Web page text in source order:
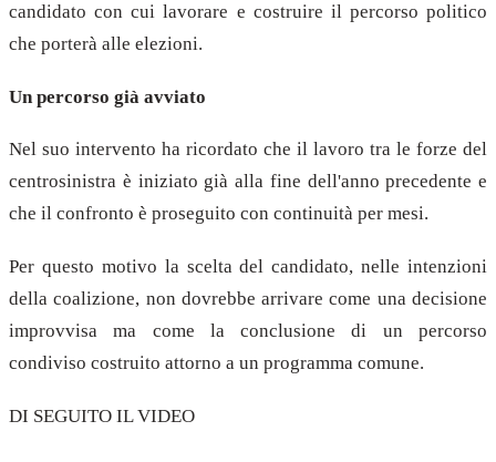
candidato con cui lavorare e costruire il percorso politico
che porterà alle elezioni.
Un percorso già avviato
Nel suo intervento ha ricordato che il lavoro tra le forze del
centrosinistra è iniziato già alla fine dell'anno precedente e
che il confronto è proseguito con continuità per mesi.
Per questo motivo la scelta del candidato, nelle intenzioni
della coalizione, non dovrebbe arrivare come una decisione
improvvisa ma come la conclusione di un percorso
condiviso costruito attorno a un programma comune.
DI SEGUITO IL VIDEO